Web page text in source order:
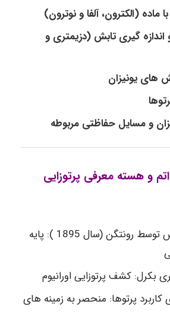
(الکترون، آلفا و نوترون)
گیری تابش (دزیمتری و
های یونیزان
و مسایل حفاظتی مربوطه
و هسته معرفی پرتوزایی
کشف پرتوی ایکس توسط رونتگن (سال 1895 ): پایه
بکرل: کشف پرتوزایی اورانیوم
پرتوها: منحصر به زمینه های